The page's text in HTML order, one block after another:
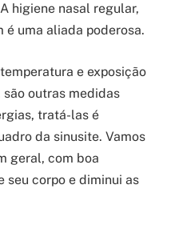
higiene nasal regular,
uma aliada poderosa.
e exposição
outras medidas
tratá-las é
da sinusite. Vamos
geral, com boa
seu corpo e diminui as